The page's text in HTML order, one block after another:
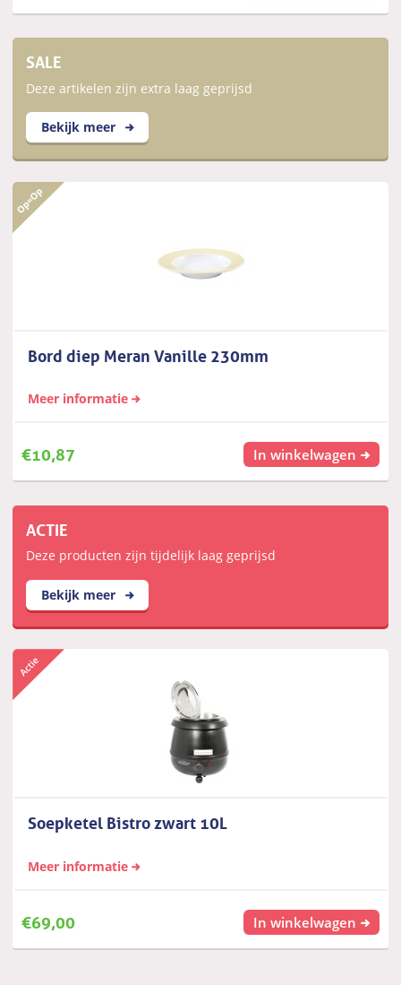
SALE
Deze artikelen zijn extra laag geprijsd
Bekijk meer
Bord diep Meran Vanille 230mm
Meer informatie
€10,87 In winkelwagen
ACTIE
Deze producten zijn tijdelijk laag geprijsd
Bekijk meer
Soepketel Bistro zwart 10L
Meer informatie
€69,00 In winkelwagen